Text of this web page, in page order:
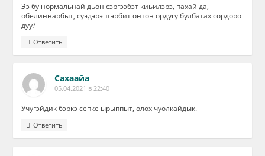
Ээ бу нормальнай дьон сэргээбэт киьилэрэ, пахай да,
обелиннарбыт, суэдэрэптэрбит онтон ордугу булбатах сордоро
дуу?
Ответить
Сахаайа
05.04.2021 в 22:40
Учугэйдик бэркэ сепке ырыппыт, олох чуолкайдык.
Ответить